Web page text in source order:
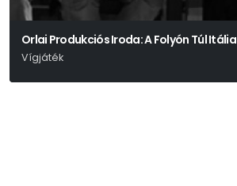
Orlai Produkciós Iroda: A Folyón Túl Itália
Vígjáték